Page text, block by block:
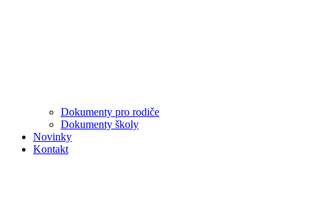
Dokumenty pro rodiče
Dokumenty školy
Novinky
Kontakt